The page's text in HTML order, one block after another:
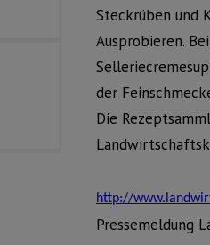
Steckrüben und
Ausprobieren.
der
Die
http://
Pressemeldung